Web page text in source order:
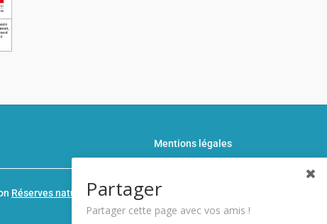
Mentions légales
Réserves naturelles de France
Partager
Partager cette page avec vos amis !